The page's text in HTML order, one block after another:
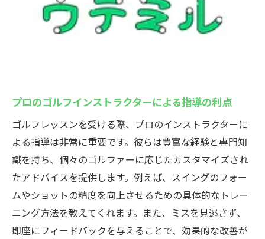
プロのゴルフインストラクターによる指導の利点
ゴルフレッスンを受ける際、プロのインストラクターに
よる指導は非常に重要です。彼らは豊富な経験と専門知
識を持ち、個々のゴルファーに応じたカスタマイズされ
たアドバイスを提供します。例えば、スイングのフォー
ムやショットの精度を向上させるための具体的なトレー
ニング方法を教えてくれます。また、ミスを見逃さず、
即座にフィードバックを与えることで、効果的な改善が